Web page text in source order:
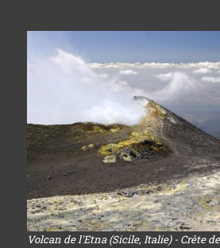
Volcan de l'Etna (Sicile, Italie) - Crête